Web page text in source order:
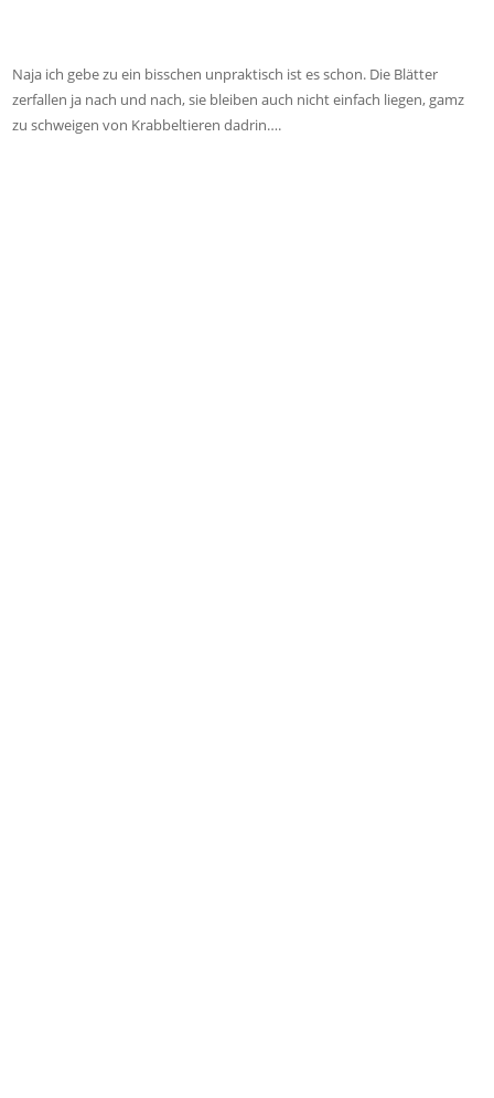
Naja ich gebe zu ein bisschen unpraktisch ist es schon. Die Blätter
zerfallen ja nach und nach, sie bleiben auch nicht einfach liegen, gamz
zu schweigen von Krabbeltieren dadrin….